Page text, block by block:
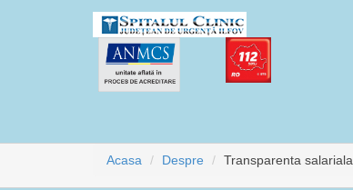
Acasa Despre Transparenta salariala